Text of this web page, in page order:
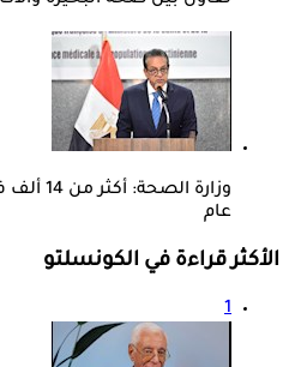
وزارة
عام
الأكثر قراءة في الكونسلتو
1